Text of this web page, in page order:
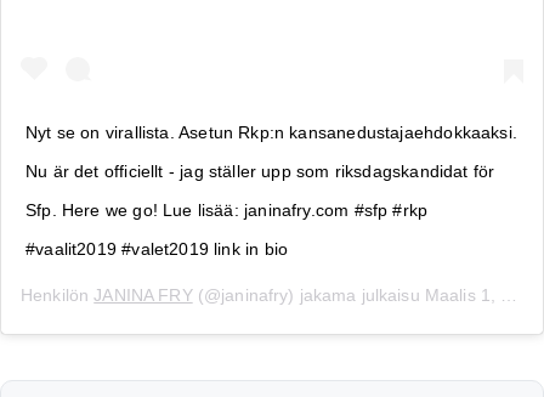
Nyt se on virallista. Asetun Rkp:n kansanedustajaehdokkaaksi.
Nu är det officiellt - jag ställer upp som riksdagskandidat för
Sfp. Here we go! Lue lisää: janinafry.com #sfp #rkp
#vaalit2019 #valet2019 link in bio
HenkilönJANINA FRY(@janinafry) jakama julkaisu Maalis 1, 2019 kello 1.34 PST